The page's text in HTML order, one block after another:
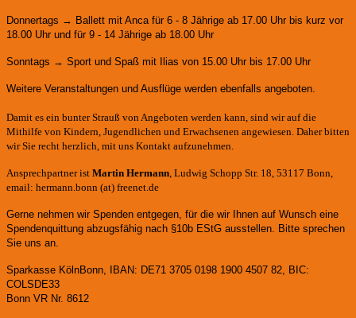
Donnertags → Ballett mit Anca für 6 - 8 Jährige ab 17.00 Uhr bis kurz vor
18.00 Uhr und für 9 - 14 Jährige ab 18.00 Uhr
Sonntags → Sport und Spaß mit Ilias von 15.00 Uhr bis 17.00 Uhr
Weitere Veranstaltungen und Ausflüge werden ebenfalls angeboten.
Damit es ein bunter Strauß von Angeboten werden kann, sind wir auf die
Mithilfe von Kindern, Jugendlichen und Erwachsenen angewiesen. Daher bitten
wir Sie recht herzlich, mit uns Kontakt aufzunehmen.
Ansprechpartner ist Martin Hermann , Ludwig Schopp Str. 18, 53117 Bonn,
email: hermann.bonn (at) freenet.de
Gerne nehmen wir Spenden entgegen, für die wir Ihnen auf Wunsch eine
Spendenquittung abzugsfähig nach §10b EStG ausstellen. Bitte sprechen
Sie uns an.
Sparkasse KölnBonn, IBAN: DE71 3705 0198 1900 4507 82, BIC:
COLSDE33
Bonn VR Nr. 8612